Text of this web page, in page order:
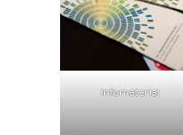
Infomaterial